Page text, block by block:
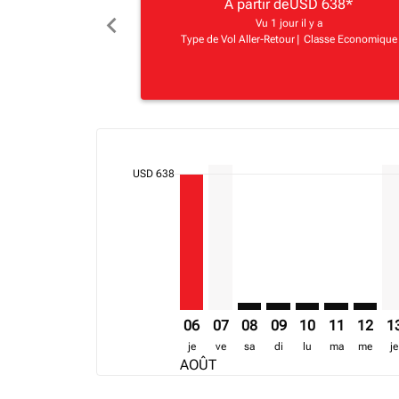
chevron_left
A partir deUSD 638*
Vu 1 jour il y a
Type de Vol Aller-Retour
Classe Economique
USD 638Displaying fares for août-2026
DAR–MBA, 06/08/2026 – 19/08/
06
je
AOÛT
07
ve
08
sa
09
di
10
lu
11
ma
12
me je